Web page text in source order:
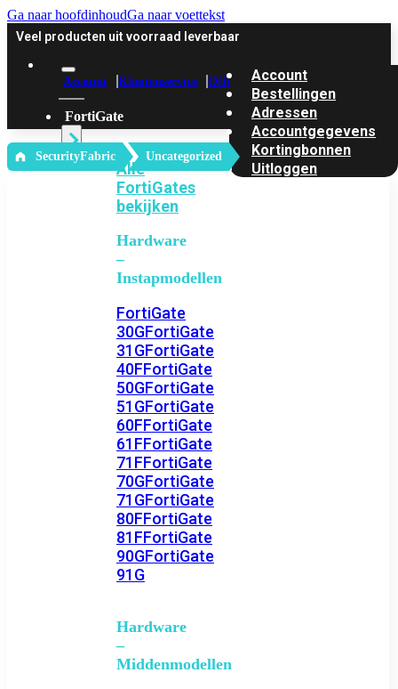
Ga naar hoofdinhoudGa naar voettekst
Veel producten uit voorraad leverbaar
Account Klantenservice Offerte
FortiGate
Alle
FortiGates
bekijken
Hardware
–
Instapmodellen
FortiGate
30GFortiGate
31GFortiGate
40FFortiGate
50GFortiGate
51GFortiGate
60FFortiGate
61FFortiGate
71FFortiGate
70GFortiGate
71GFortiGate
80FFortiGate
81FFortiGate
90GFortiGate
91G
Hardware
–
Middenmodellen
Account
Bestellingen
Adressen
Accountgegevens
Kortingbonnen
Uitloggen
‎ SecurityFabric Uncategorized